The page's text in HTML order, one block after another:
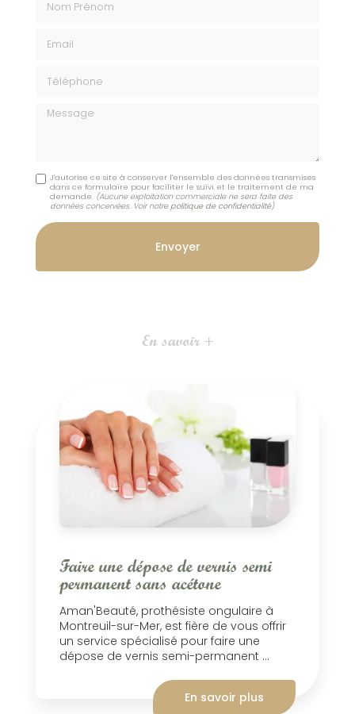
Message
J'autorise ce site à conserver l'ensemble des données transmises
dans ce formulaire pour faciliter le suivi et le traitement de ma
demande. (Aucune exploitation commerciale ne sera faite des
données concervées. Voir notre politique de confidentialité)
En savoir +
Faire une dépose de vernis semi
permanent sans acétone
Aman'Beauté, prothésiste ongulaire à
Montreuil-sur-Mer, est fière de vous offrir
un service spécialisé pour faire une
dépose de vernis semi-permanent ...
En savoir plus